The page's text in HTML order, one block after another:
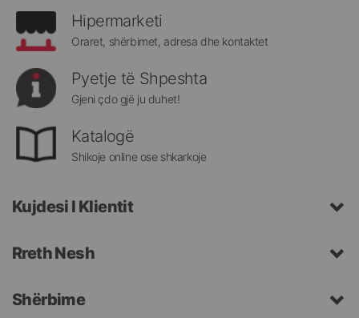
Hipermarketi
Oraret, shërbimet, adresa dhe kontaktet
Pyetje të Shpeshta
Gjeni çdo gjë ju duhet!
Katalogë
Shikoje online ose shkarkoje
Kujdesi I Klientit
Rreth Nesh
Shërbime